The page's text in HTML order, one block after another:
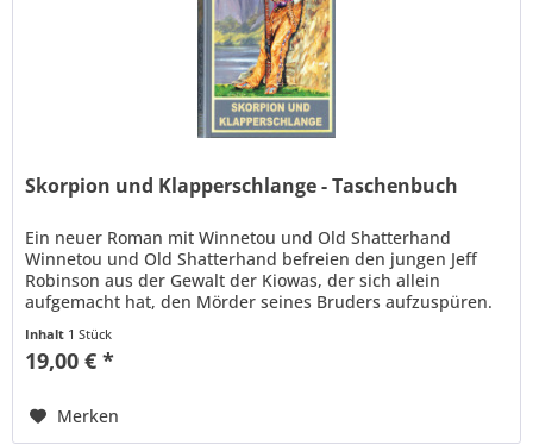
Skorpion und Klapperschlange - Taschenbuch
Ein neuer Roman mit Winnetou und Old Shatterhand
Winnetou und Old Shatterhand befreien den jungen Jeff
Robinson aus der Gewalt der Kiowas, der sich allein
aufgemacht hat, den Mörder seines Bruders aufzuspüren.
Inhalt 1 Stück
19,00 € *
Merken